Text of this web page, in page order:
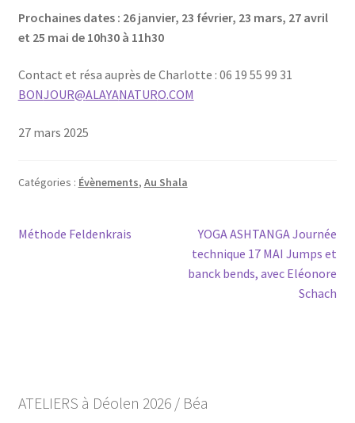
Pro­chaines dates : 26 jan­vier, 23 février, 23 mars, 27 avril
et 25 mai de 10h30 à 11h30
Contact et résa auprès de Char­lotte : 06 19 55 99 31
MOC.O
RUTAN
AYALA
@RUOJ
NOB
27 mars 2025
Catégories : Évènements, Au Shala
Navigation
Article
Méthode Feldenkrais
Article
suivant :
YOGA ASHTANGA Journée
technique 17 MAI Jumps et
banck bends, avec Eléonore
Schach
ATELIERS à Déolen 2026 / Béa